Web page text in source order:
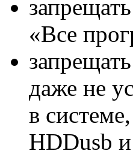
«Все
даже не
в
HDDusb